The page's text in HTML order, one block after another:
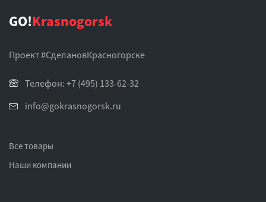
GO!Krasnogorsk
Проект #СделановКрасногорске
Телефон: +7 (495) 133-62-32
info@gokrasnogorsk.ru
Все товары
Наши компании